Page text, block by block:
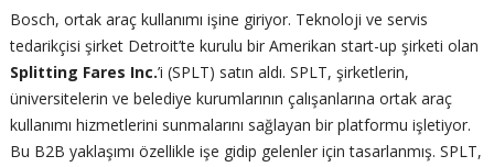
Bosch, ortak araç kullanımı işine giriyor. Teknoloji ve servis
tedarikçisi şirket Detroit’te kurulu bir Amerikan start-up şirketi olan
Splitting Fares Inc.’i (SPLT) satın aldı. SPLT, şirketlerin,
üniversitelerin ve belediye kurumlarının çalışanlarına ortak araç
kullanımı hizmetlerini sunmalarını sağlayan bir platformu işletiyor.
Bu B2B yaklaşımı özellikle işe gidip gelenler için tasarlanmış. SPLT,